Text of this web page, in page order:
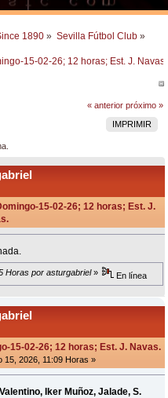
1890 » Sevilla Fútbol Club »
15-02-26; 12 horas; Est. J. Navas.
« anterior próximo »
IMPRIMIR
15-02-26; 12 horas; Est. J.
Horas por asturgabriel» En línea
15-02-26; 12 horas; Est. J. Navas.
15, 2026, 11:09 Horas »
Iker Muñoz, Jalade, S.